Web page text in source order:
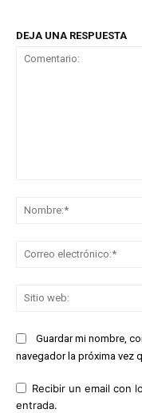
DEJA UNA RESPUESTA
Guardar mi nombre,
navegador la próxima vez
Recibir un email con
entrada.